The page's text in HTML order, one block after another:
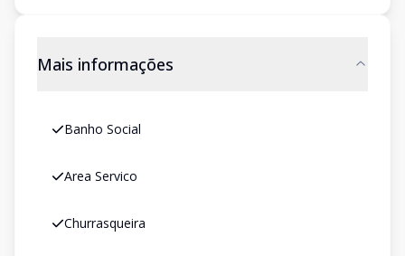
Mais informações
Banho Social
Area Servico
Churrasqueira